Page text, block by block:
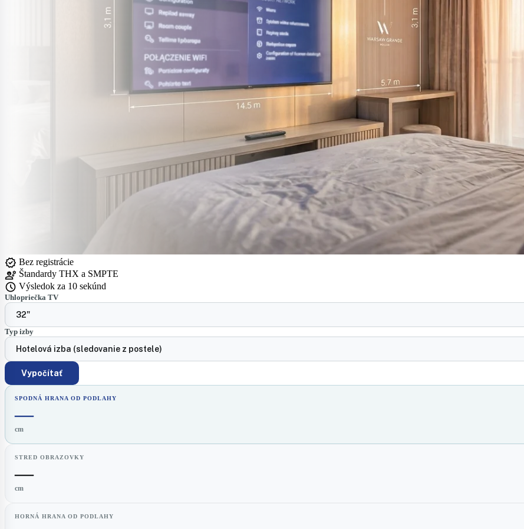
verified Bez registrácie
engineering Štandardy THX a SMPTE
schedule Výsledok za 10 sekúnd
Uhlopriečka TV
Typ izby
Vypočítať
SPODNÁ HRANA OD PODLAHY
—
cm
STRED OBRAZOVKY
—
cm
HORNÁ HRANA OD PODLAHY